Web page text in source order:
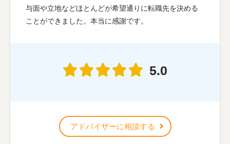
与面や立地などほとんどが希望通りに転職先を決める
ことができました。本当に感謝です。
5.0
アドバイザーに相談する